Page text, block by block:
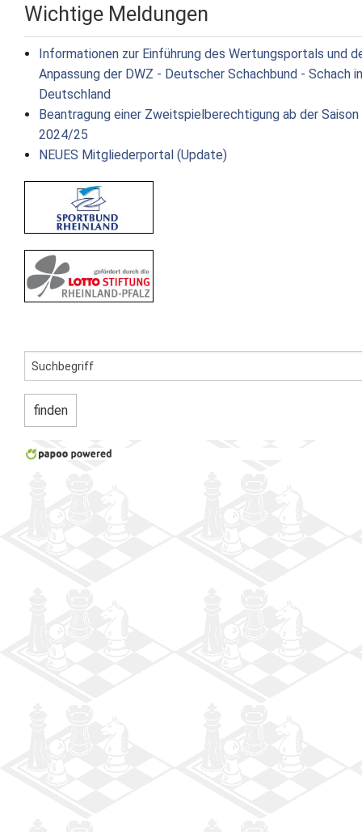
Wichtige Meldungen
Informationen zur Einführung des Wertungsportals und
Anpassung der DWZ - Deutscher Schachbund - Schach in
Deutschland
Beantragung einer Zweitspielberechtigung ab der Saison
2024/25
NEUES Mitgliederportal (Update)